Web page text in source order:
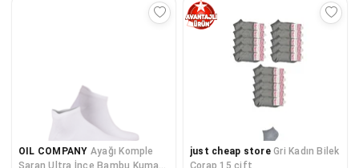
OIL COMPANY Ayağı Komple
Saran Ultra İnce Bambu Kumaş
just cheap store Gri Kadın Bilek
Çorap 15 çift